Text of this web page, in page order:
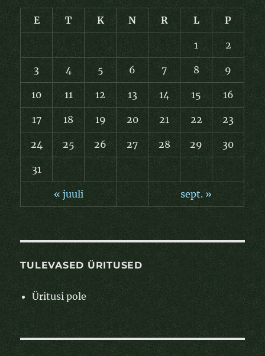
E T K N R L P
1 2
3 4 5 6 7 8 9
10 11 12 13 14 15 16
17 18 19 20 21 22 23
24 25 26 27 28 29 30
31
« juuli sept. »
TULEVASED ÜRITUSED
Üritusi pole